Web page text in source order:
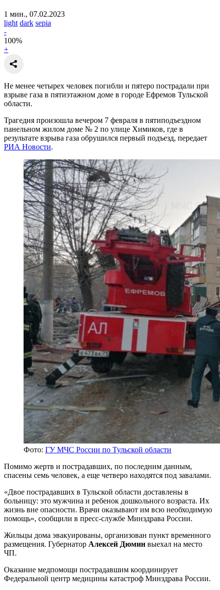
1 мин., 07.02.2023
light dark sepia
-
100%
+
Не менее четырех человек погибли и пятеро пострадали при
взрыве газа в пятиэтажном доме в городе Ефремов Тульской
области.
Трагедия произошла вечером 7 февраля в пятиподъездном
панельном жилом доме № 2 по улице Химиков, где в
результате взрыва газа обрушился первый подъезд, передает
РИА Новости.
Фото: ГУ МЧС России по Тульской области
Помимо жертв и пострадавших, по последним данным,
спасены семь человек, а еще четверо находятся под завалами.
«Двое пострадавших в Тульской области доставлены в
больницу: это мужчина и ребенок дошкольного возраста. Их
жизнь вне опасности. Врачи оказывают им всю необходимую
помощь», сообщили в пресс-службе Минздрава России.
Жильцы дома эвакуированы, организован пункт временного
размещения. Губернатор Алексей Дюмин выехал на место
ЧП.
Оказание медпомощи пострадавшим координирует
Федеральной центр медицины катастроф Минздрава России.